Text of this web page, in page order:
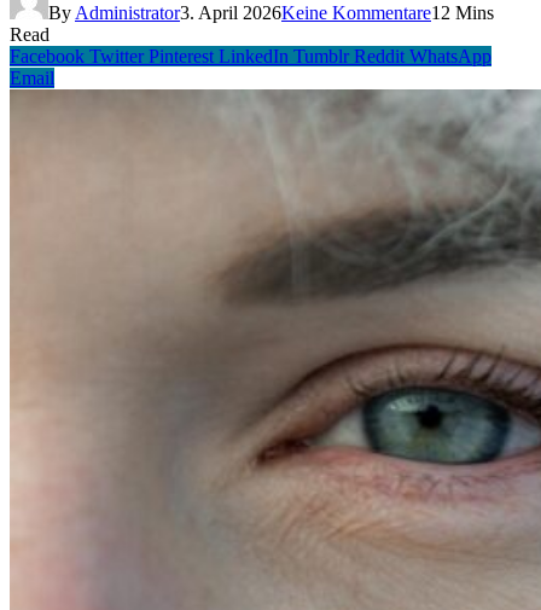
By Administrator3. April 2026Keine Kommentare12 Mins
Read
Facebook Twitter Pinterest LinkedIn Tumblr Reddit WhatsApp
Email